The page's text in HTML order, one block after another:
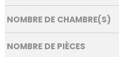
NOMBRE DE CHAMBRE(S)
NOMBRE DE PIÈCES